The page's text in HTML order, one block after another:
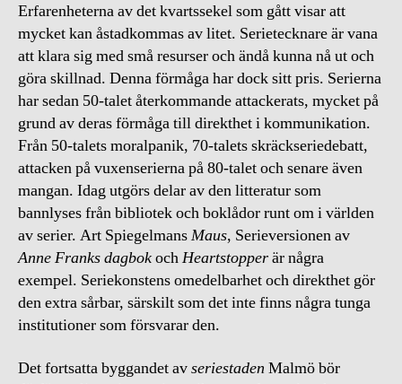
Erfarenheterna av det kvartssekel som gått visar att
mycket kan åstadkommas av litet. Serietecknare är vana
att klara sig med små resurser och ändå kunna nå ut och
göra skillnad. Denna förmåga har dock sitt pris. Serierna
har sedan 50-talet återkommande attackerats, mycket på
grund av deras förmåga till direkthet i kommunikation.
Från 50-talets moralpanik, 70-talets skräckseriedebatt,
attacken på vuxenserierna på 80-talet och senare även
mangan. Idag utgörs delar av den litteratur som
bannlyses från bibliotek och boklådor runt om i världen
av serier. Art SpiegelmansMaus, Serieversionen av
Anne Franks dagbokochHeartstopperär några
exempel. Seriekonstens omedelbarhet och direkthet gör
den extra sårbar, särskilt som det inte finns några tunga
institutioner som försvarar den.
Det fortsatta byggandet avseriestaden Malmö bör